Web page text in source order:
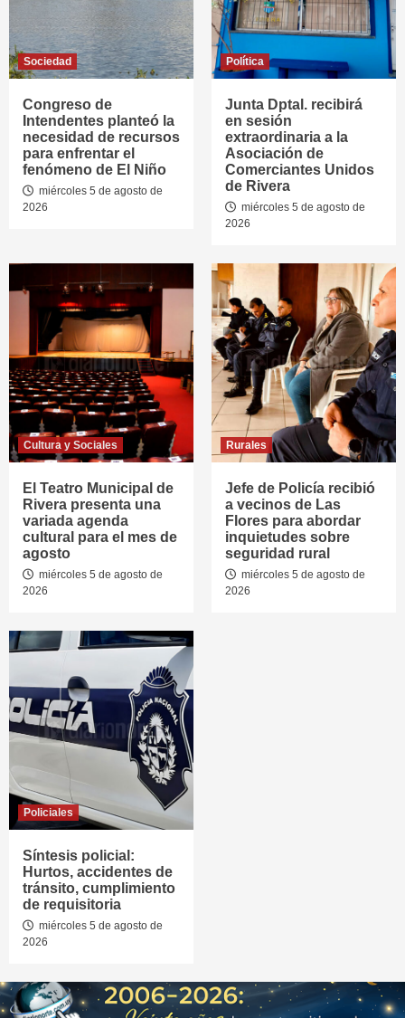
Sociedad
Congreso de
Intendentes planteó la
necesidad de recursos
para enfrentar el
fenómeno de El Niño
miércoles 5 de agosto de
2026
Política
Junta Dptal. recibirá
en sesión
extraordinaria a la
Asociación de
Comerciantes Unidos
de Rivera
miércoles 5 de agosto de
2026
Cultura y Sociales
El Teatro Municipal de
Rivera presenta una
variada agenda
cultural para el mes de
agosto
miércoles 5 de agosto de
2026
Rurales
Jefe de Policía recibió
a vecinos de Las
Flores para abordar
inquietudes sobre
seguridad rural
miércoles 5 de agosto de
2026
Policiales
Síntesis policial:
Hurtos, accidentes de
tránsito, cumplimiento
de requisitoria
miércoles 5 de agosto de
2026